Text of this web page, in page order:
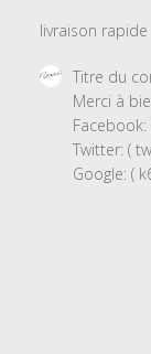
livraison rapide
propriétaire
magasin
Titre du
Merci à
Twitter: (
Google: (